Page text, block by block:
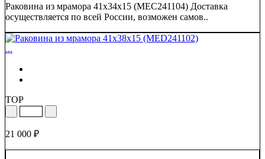
Раковина из мрамора 41х34х15 (MEC241104) Доставка
осуществляется по всей России, возможен самов..
...
TOP
21 000 ₽